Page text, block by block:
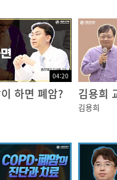
?
하나요?
04:20
하면 폐암?
김용희